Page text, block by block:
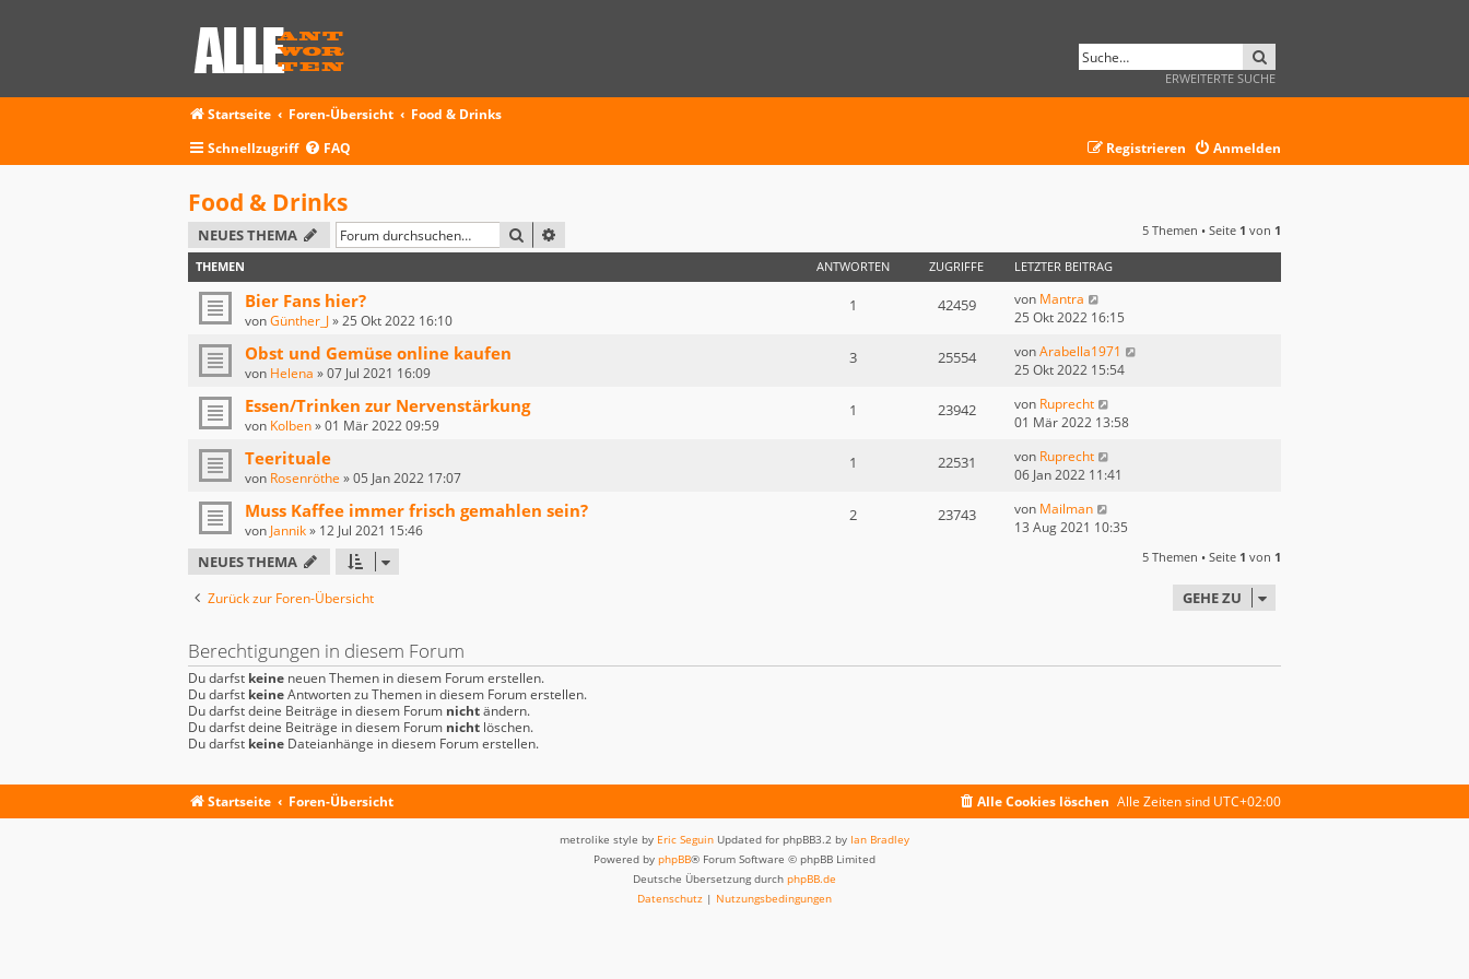
ERWEITERTE SUCHE
Startseite Foren-Übersicht
Food & Drinks
Schnellzugriff
FAQ Anmelden
Registrieren
Food & Drinks
NEUES THEMA SUCHE 5 Themen • Seite 1 von 1
THEMEN ANTWORTEN ZUGRIFFE LETZTER BEITRAG
Bier Fans hier?
vonGünther_J»25 Okt 2022 16:10
1 42459 von Mantra
25 Okt 2022 16:15
Obst und Gemüse online kaufen
von Helena »07 Jul 2021 16:09
3 25554 vonArabella1971
25 Okt 2022 15:54
Essen/Trinken zur Nervenstärkung
von Kolben»01 Mär 2022 09:59
1 23942 von Ruprecht
01 Mär 2022 13:58
Teerituale
von Rosenröthe »05 Jan 2022 17:07
1 22531 von Ruprecht
06 Jan 2022 11:41
Muss Kaffee immer frisch gemahlen sein?
von Jannik» 12 Jul 2021 15:46
2 23743 von Mailman
13 Aug 2021 10:35
NEUES THEMA 5 Themen • Seite 1 von 1
Zurück zur Foren-Übersicht GEHE ZU
Berechtigungen in diesem Forum
Du darfst keine neuen Themen in diesem Forum erstellen.
Du darfst keineAntworten zu Themen in diesem Forum erstellen.
Du darfst deine Beiträge in diesem Forum nichtändern.
Du darfst deine Beiträge in diesem Forum nicht löschen.
Du darfst keine Dateianhänge in diesem Forum erstellen.
Startseite Foren-Übersicht Alle Zeiten sind UTC+02:00
Alle Cookies löschen
metrolike style by Eric Seguin Updated for phpBB3.2 by Ian Bradley
Powered by phpBB® Forum Software © phpBB Limited
Deutsche Übersetzung durch phpBB.de
Datenschutz | Nutzungsbedingungen